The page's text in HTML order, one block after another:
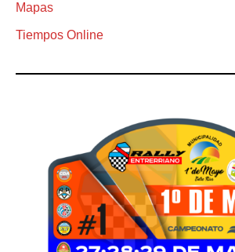
Mapas
Tiempos Online